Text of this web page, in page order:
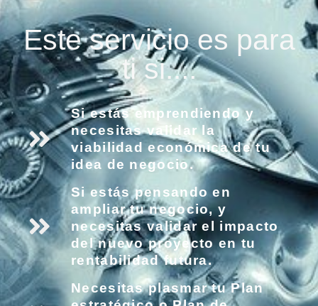
Este servicio es para
ti si....
Si estás emprendiendo y
necesitas validar la
viabilidad económica de tu
idea de negocio.
Si estás pensando en
ampliar tu negocio, y
necesitas validar el impacto
del nuevo proyecto en tu
rentabilidad futura.
Necesitas plasmar tu Plan